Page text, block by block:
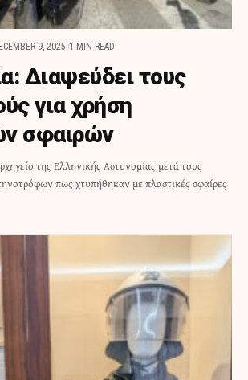
9, 2025 1 MIN READ
Διαψεύδει τους
για χρήση
σφαιρών
της Ελληνικής Αστυνομίας μετά τους
πως χτυπήθηκαν με πλαστικές σφαίρες